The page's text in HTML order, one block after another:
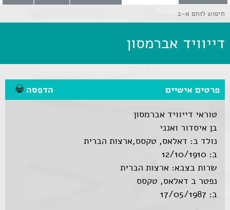
חיפוש לוחם א-ב
דייוויד אברמסון
פרטים אישיים
הדפסה
טוראי דייוויד אברמסון
בן איסדור ואנני
נולד ב: דאלאס, טקסס,ארצות הברית
ב: 12/10/1910
שרות בצבא: ארצות הברית
נפטר ב דאלאס, טקסס
ב: 17/05/1987